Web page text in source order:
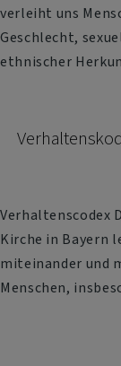
verleiht uns
Geschlecht,
ethnischer
Verhaltenscodex
Kirche in Bayern
miteinander und
Menschen,